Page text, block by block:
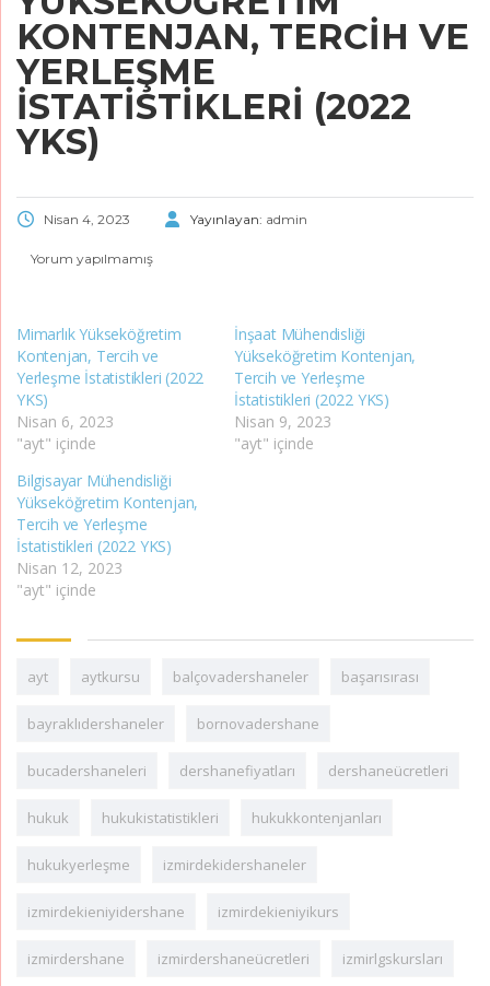
KONTENJAN, TERCIH VE
YERLEŞME
İSTATISTIKLERI (2022
YKS)
Nisan 4, 2023 Yayınlayan: admin
Yorum yapılmamış
Mimarlık Yükseköğretim
Kontenjan, Tercih ve
Yerleşme İstatistikleri (2022
YKS)
Nisan 6, 2023
"ayt" içinde
İnşaat Mühendisliği
Yükseköğretim Kontenjan,
Tercih ve Yerleşme
İstatistikleri (2022 YKS)
Nisan 9, 2023
"ayt" içinde
Bilgisayar Mühendisliği
Yükseköğretim Kontenjan,
Tercih ve Yerleşme
İstatistikleri (2022 YKS)
Nisan 12, 2023
"ayt" içinde
ayt aytkursu balçovadershaneler başarısırası
bayraklıdershaneler bornovadershane
bucadershaneleri dershanefiyatları dershaneücretleri
hukuk hukukistatistikleri hukukkontenjanları
hukukyerleşme izmirdekidershaneler
izmirdekieniyidershane izmirdekieniyikurs
izmirdershane izmirdershaneücretleri izmirlgskursları